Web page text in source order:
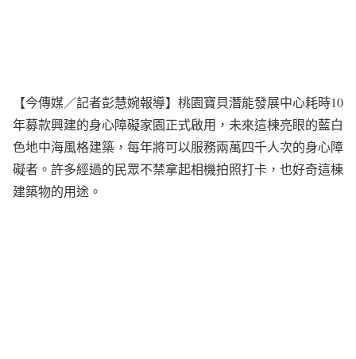
【今傳媒／記者彭慧婉報導】桃園寶貝潛能發展中心耗時10
年募款興建的身心障礙家園正式啟用，未來這棟亮眼的藍白
色地中海風格建築，每年將可以服務兩萬四千人次的身心障
礙者。許多經過的民眾不禁拿起相機拍照打卡，也好奇這棟
建築物的用途。